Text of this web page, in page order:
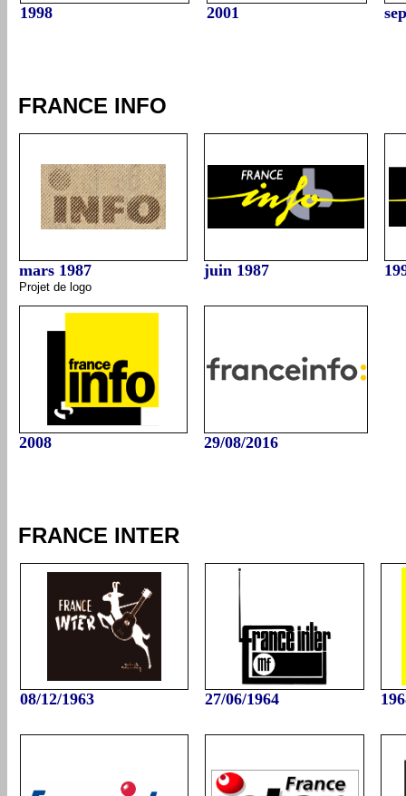
1998 2001
FRANCE INFO
mars 1987
Projet de logo
juin 1987 19
2008 29/08/2016
FRANCE INTER
08/12/1963 27/06/1964